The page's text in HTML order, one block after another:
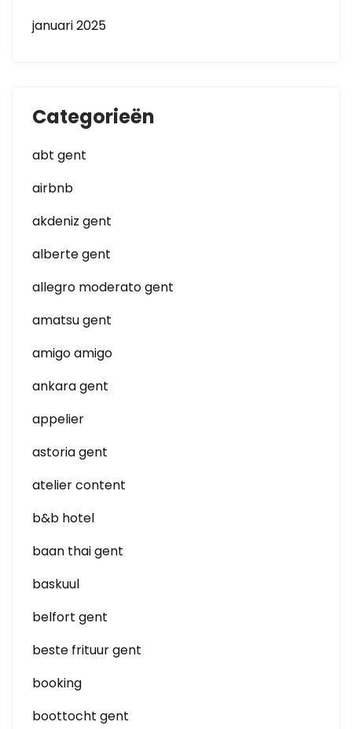
januari 2025
Categorieën
abt gent
airbnb
akdeniz gent
alberte gent
allegro moderato gent
amatsu gent
amigo amigo
ankara gent
appelier
astoria gent
atelier content
b&b hotel
baan thai gent
baskuul
belfort gent
beste frituur gent
booking
boottocht gent